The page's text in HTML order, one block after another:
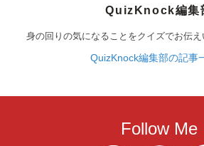
QuizKnock編集
身の回りの気になることをクイズでお伝え
QuizKnock編集部の記事
Follow Me